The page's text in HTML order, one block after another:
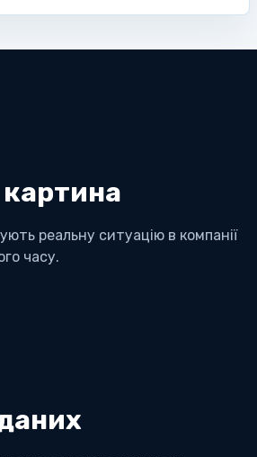
реальну ситуацію в компанії
часу.